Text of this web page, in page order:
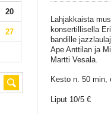
Lahjakkaista
konsertillisella
bandille
Ape Anttilan ja
Martti Vesala.
Kesto n. 50 min,
Liput 10/5 €
20
27